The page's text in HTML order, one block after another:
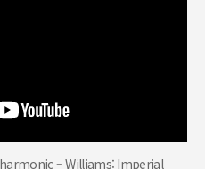
– Williams: Imperial